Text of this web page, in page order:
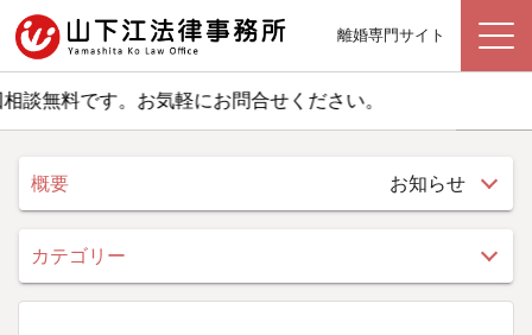
離婚専門サイト
無料です。お気軽にお問合せください。
概要 お知らせ
カテゴリー